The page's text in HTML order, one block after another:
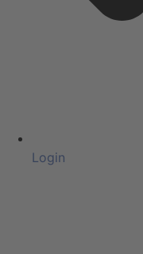
Login